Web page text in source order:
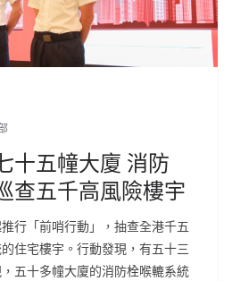
十五幢大廈 消防
查五千高風險樓宇
行「前哨行動」，抽查全港千五
住宅樓宇。行動發現，有五十三
五十多幢大廈的消防栓喉轆系統